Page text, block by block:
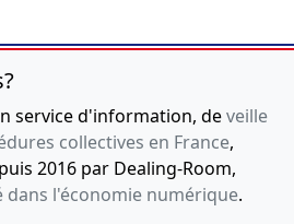
service d'information, deveille
collectives en France,
2016 par Dealing-Room,
dans l'économie numérique.